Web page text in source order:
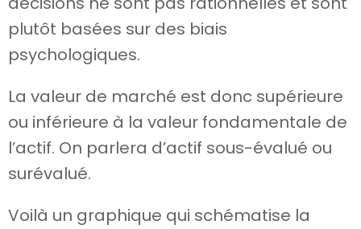
plutôt basées sur des biais
psychologiques.
La valeur de marché est donc supérieure
ou inférieure à la valeur fondamentale de
l’actif. On parlera d’actif sous-évalué ou
surévalué.
Voilà un graphique qui schématise la